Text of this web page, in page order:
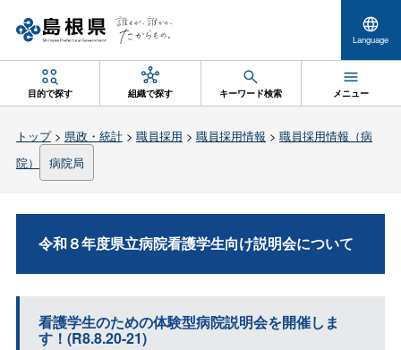
Language
目的で探す 組織で探す キーワード検索 メニュー
トップ> 県政・統計> 職員採用 > 職員採用情報 > 職員採用情報（病
院）
病院局
令和８年度県立病院看護学生向け説明会について
看護学生のための体験型病院説明会を開催しま
す！(R8.8.20-21)